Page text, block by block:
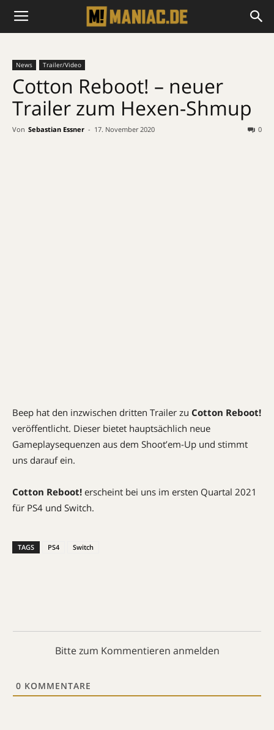
News Trailer/Video
Cotton Reboot! – neuer
Trailer zum Hexen-Shmup
Von Sebastian Essner - 17. November 2020 0
Beep hat den inzwischen dritten Trailer zu Cotton Reboot!
veröffentlicht. Dieser bietet hauptsächlich neue
Gameplaysequenzen aus dem Shoot’em-Up und stimmt
uns darauf ein.
Cotton Reboot! erscheint bei uns im ersten Quartal 2021
für PS4 und Switch.
TAGS PS4 Switch
Bitte zum Kommentieren anmelden
0 KOMMENTARE